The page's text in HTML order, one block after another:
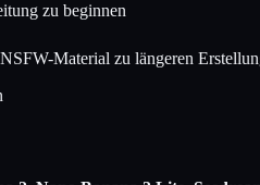
zu beginnen
Material zu längeren